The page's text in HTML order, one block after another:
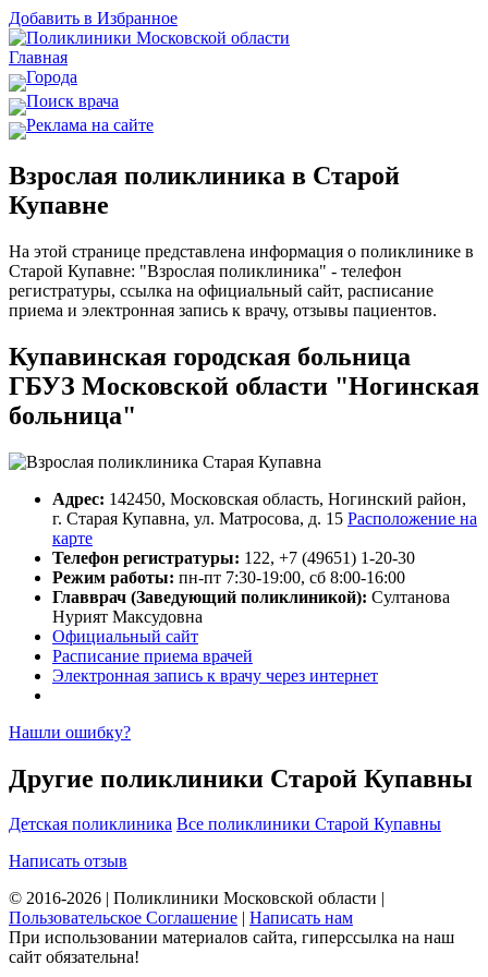
Добавить в Избранное
Главная
Города
Поиск врача
Реклама на сайте
Взрослая поликлиника в Старой
Купавне
На этой странице представлена информация о поликлинике в
Старой Купавне: "Взрослая поликлиника" - телефон
регистратуры, ссылка на официальный сайт, расписание
приема и электронная запись к врачу, отзывы пациентов.
Купавинская городская больница
ГБУЗ Московской области "Ногинская
больница"
Адрес: 142450, Московская область, Ногинский район,
г. Старая Купавна, ул. Матросова, д. 15 Расположение на
карте
Телефон регистратуры: 122, +7 (49651) 1-20-30
Режим работы: пн-пт 7:30-19:00, сб 8:00-16:00
Главврач (Заведующий поликлиникой): Султанова
Нурият Максудовна
Официальный сайт
Расписание приема врачей
Электронная запись к врачу через интернет
Нашли ошибку?
Другие поликлиники Старой Купавны
Детская поликлиника Все поликлиники Старой Купавны
Написать отзыв
© 2016-2026 | Поликлиники Московской области |
Пользовательское Соглашение | Написать нам
При использовании материалов сайта, гиперссылка на наш
сайт обязательна!